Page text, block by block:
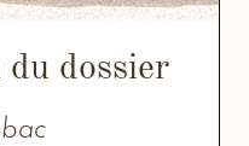
du dossier